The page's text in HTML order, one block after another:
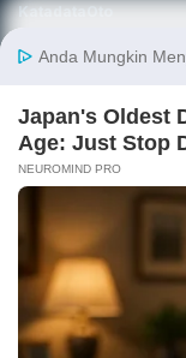
KatadataOto
Email
Tentang Katadata
Kebijakan
©2026